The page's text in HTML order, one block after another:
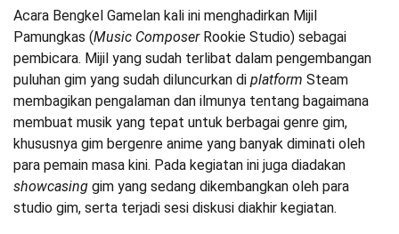
Acara Bengkel Gamelan kali ini menghadirkan Mijil
Pamungkas (Music ComposerRookie Studio) sebagai
pembicara. Mijil yang sudah terlibat dalam pengembangan
puluhan gim yang sudah diluncurkan di platform Steam
membagikan pengalaman dan ilmunya tentang bagaimana
membuat musik yang tepat untuk berbagai genre gim,
khususnya gim bergenre anime yang banyak diminati oleh
para pemain masa kini. Pada kegiatan ini juga diadakan
showcasing gim yang sedang dikembangkan oleh para
studio gim, serta terjadi sesi diskusi diakhir kegiatan.